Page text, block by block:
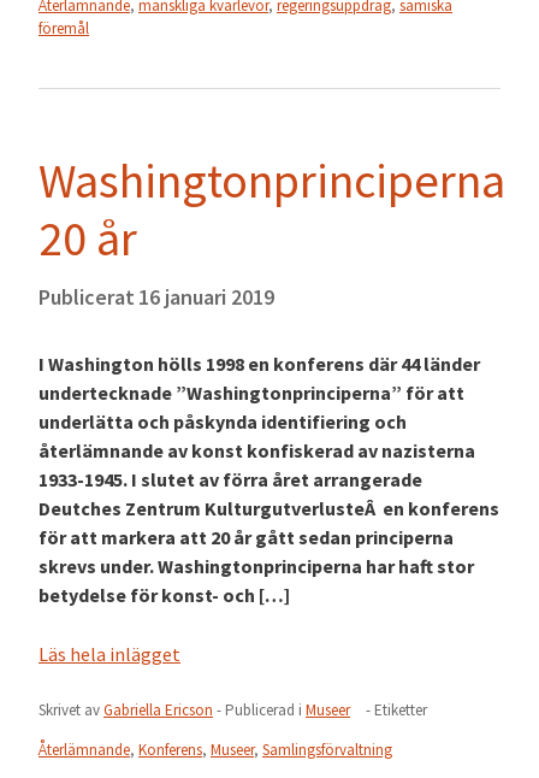
Återlämnande, mänskliga kvarlevor, regeringsuppdrag, samiska
föremål
Washingtonprinciperna
20 år
Publicerat 16 januari 2019
I Washington hölls 1998 en konferens där 44 länder
undertecknade ”Washingtonprinciperna” för att
underlätta och påskynda identifiering och
återlämnande av konst konfiskerad av nazisterna
1933-1945. I slutet av förra året arrangerade
Deutches Zentrum KulturgutverlusteÂ en konferens
för att markera att 20 år gått sedan principerna
skrevs under. Washingtonprinciperna har haft stor
betydelse för konst- och […]
Läs hela inlägget
Skrivet avGabriella Ericson - Publicerad i Museer
- Etiketter
Återlämnande, Konferens, Museer, Samlingsförvaltning